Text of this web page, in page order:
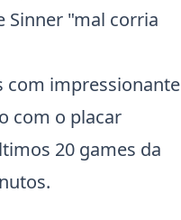
Sinner "mal corria
com impressionante
com o placar
20 games da